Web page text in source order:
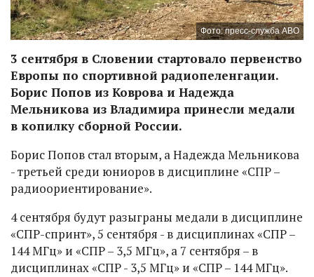
Фото: пресс-служба АВО
3 сентября в Словении стартовало первенство
Европы по спортивной радиопеленгации.
Борис Попов из Коврова и Надежда
Мельникова из Владимира принесли медали
в копилку сборной России.
Борис Попов стал вторым, а Надежда Мельникова
- третьей среди юниоров в дисциплине «СПР –
радиоориентирование».
4 сентября будут разыграны медали в дисциплине
«СПР-спринт», 5 сентября - в дисциплинах «СПР –
144 МГц» и «СПР – 3,5 МГц», а 7 сентября – в
дисциплинах «СПР - 3,5 МГц» и «СПР – 144 МГц».